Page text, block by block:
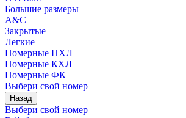
Большие размеры
A&C
Закрытые
Легкие
Номерные НХЛ
Номерные КХЛ
Номерные ФК
Выбери свой номер
Назад
Выбери свой номер